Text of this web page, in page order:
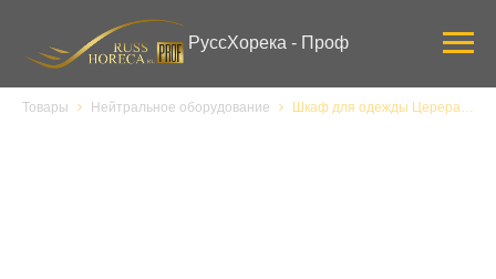
РуссХорека - Проф
Товары Нейтральное оборудование